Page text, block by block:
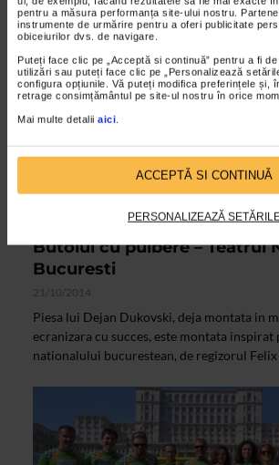
pentru a măsura performanța site-ului nostru.
instrumente de urmărire pentru a oferi publicitate
obiceiurilor dvs. de navigare.
Puteți face clic pe „Acceptă si continuă” pentru a fi
utilizări sau puteți face clic pe „Personalizează
configura opțiunile. Vă puteți modifica preferințele și,
retrage consimțământul pe site-ul nostru în orice
Mai multe detalii aici.
ACCEPTĂ SI CONTINUĂ
PERSONALIZEAZĂ
VIDEO
ARTELE SPECTACOLULUI
Butoiul cu pulbere – Teatrul
Bucuresti
21/10/2014
Piesa lui Dejan Dukovski, deja montata in
ecranizara cu succes, este montata inspirat
nationalului bucurestean, de regizorul Felix